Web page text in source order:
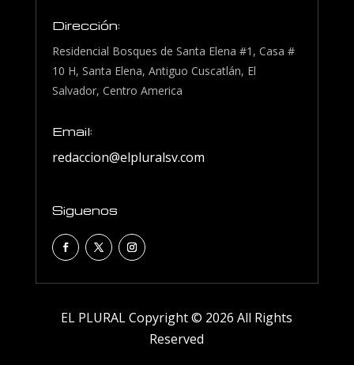
Dirección:
Residencial Bosques de Santa Elena #1, Casa #
10 H, Santa Elena, Antiguo Cuscatlán, El
Salvador, Centro America
Email:
redaccion@elpluralsv.com
Siguenos
EL PLURAL Copyright © 2026 All Rights
Reserved